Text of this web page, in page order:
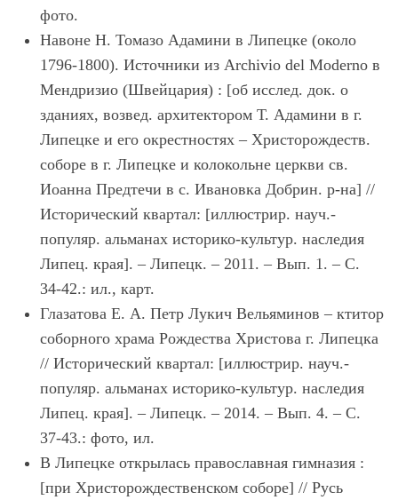
фото.
Навоне Н. Томазо Адамини в Липецке (около
1796-1800). Источники из Archivio del Moderno в
Мендризио (Швейцария) : [об исслед. док. о
зданиях, возвед. архитектором Т. Адамини в г.
Липецке и его окрестностях – Христорождеств.
соборе в г. Липецке и колокольне церкви св.
Иоанна Предтечи в с. Ивановка Добрин. р-на] //
Исторический квартал: [иллюстрир. науч.-
популяр. альманах историко-культур. наследия
Липец. края]. – Липецк. – 2011. – Вып. 1. – С.
34-42.: ил., карт.
Глазатова Е. А. Петр Лукич Вельяминов – ктитор
соборного храма Рождества Христова г. Липецка
// Исторический квартал: [иллюстрир. науч.-
популяр. альманах историко-культур. наследия
Липец. края]. – Липецк. – 2014. – Вып. 4. – С.
37-43.: фото, ил.
В Липецке открылась православная гимназия :
[при Христорождественском соборе] // Русь